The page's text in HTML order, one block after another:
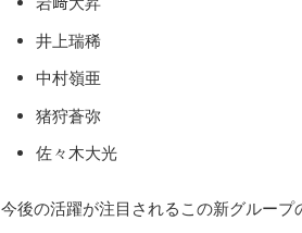
井上瑞稀
中村嶺亜
猪狩蒼弥
佐々木大光
今後の活躍が注目されるこの新グループ